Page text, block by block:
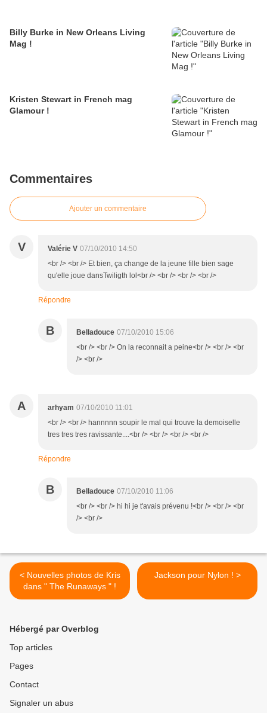
Billy Burke in New Orleans Living
Mag !
Kristen Stewart in French mag
Glamour !
Commentaires
Ajouter un commentaire
V Valérie V 07/10/2010 14:50
<br /> <br /> Et bien, ça change de la jeune fille bien sage
qu'elle joue dansTwiligth lol<br /> <br /> <br /> <br />
Répondre
B Belladouce 07/10/2010 15:06
<br /> <br /> On la reconnait a peine<br /> <br /> <br
/> <br />
A arhyam 07/10/2010 11:01
<br /> <br /> hannnnn soupir le mal qui trouve la demoiselle
tres tres tres ravissante....<br /> <br /> <br /> <br />
Répondre
B Belladouce 07/10/2010 11:06
<br /> <br /> hi hi je t'avais prévenu !<br /> <br /> <br
/> <br />
< Nouvelles photos de Kris
dans " The Runaways " !
Jackson pour Nylon ! >
Hébergé par Overblog
Top articles
Pages
Contact
Signaler un abus